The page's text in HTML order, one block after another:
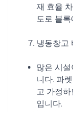
재 효율
도로 블
냉동창고
많은 시
니다. 파
고 가정
입니다.